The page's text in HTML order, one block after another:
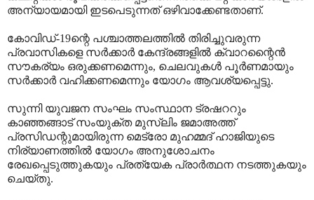
അന്യായമായി ഇടപെടുന്നത് ഒഴിവാക്കേണ്ടതാണ്.
കോവിഡ്-19ന്റെ പശ്ചാത്തലത്തില്‍ തിരിച്ചുവരുന്ന
പ്രവാസികളെ സര്‍ക്കാര്‍ കേന്ദ്രങ്ങളില്‍ ക്വാറന്റൈന്‍
സൗകര്യം ഒരുക്കണമെന്നും, ചെലവുകള്‍ പൂര്‍ണമായും
സര്‍ക്കാര്‍ വഹിക്കണമെന്നും യോഗം ആവശ്യപ്പെട്ടു.
സുന്നി യുവജന സംഘം സംസ്ഥാന ട്രഷററും
കാഞ്ഞങ്ങാട് സംയുക്ത മുസ്‌ലിം ജമാഅത്ത്
പ്രസിഡന്റുമായിരുന്ന മെട്രോ മുഹമ്മദ് ഹാജിയുടെ
നിര്യാണത്തില്‍ യോഗം അനുശോചനം
രേഖപ്പെടുത്തുകയും പ്രത്യേക പ്രാര്‍ത്ഥന നടത്തുകയും
ചെയ്തു.